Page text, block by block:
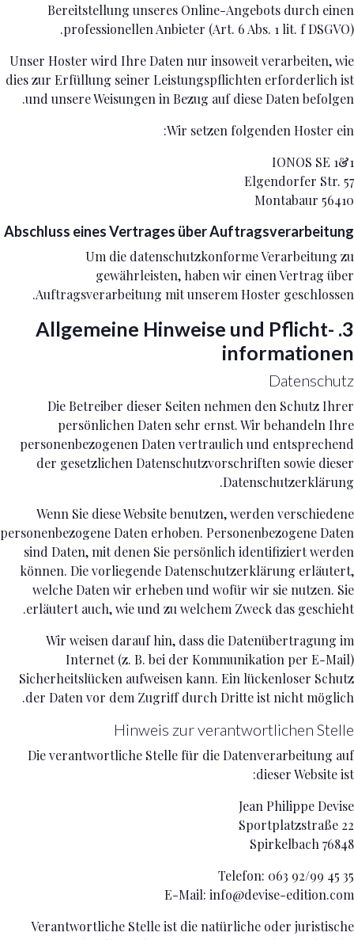
Bereitstellung unseres Online-Angebots durch einen
professionellen Anbieter (Art. 6 Abs. 1 lit. f DSGVO).
Unser Hoster wird Ihre Daten nur insoweit verarbeiten, wie
dies zur Erfüllung seiner Leistungspflichten erforderlich ist
und unsere Weisungen in Bezug auf diese Daten befolgen.
Wir setzen folgenden Hoster ein:
1&1 IONOS SE
Elgendorfer Str. 57
56410 Montabaur
Abschluss eines Vertrages über Auftragsverarbeitung
Um die datenschutzkonforme Verarbeitung zu
gewährleisten, haben wir einen Vertrag über
Auftragsverarbeitung mit unserem Hoster geschlossen.
3. Allgemeine Hinweise und Pflicht­
informationen
Datenschutz
Die Betreiber dieser Seiten nehmen den Schutz Ihrer
persönlichen Daten sehr ernst. Wir behandeln Ihre
personenbezogenen Daten vertraulich und entsprechend
der gesetzlichen Datenschutzvorschriften sowie dieser
Datenschutzerklärung.
Wenn Sie diese Website benutzen, werden verschiedene
personenbezogene Daten erhoben. Personenbezogene Daten
sind Daten, mit denen Sie persönlich identifiziert werden
können. Die vorliegende Datenschutzerklärung erläutert,
welche Daten wir erheben und wofür wir sie nutzen. Sie
erläutert auch, wie und zu welchem Zweck das geschieht.
Wir weisen darauf hin, dass die Datenübertragung im
Internet (z. B. bei der Kommunikation per E-Mail)
Sicherheitslücken aufweisen kann. Ein lückenloser Schutz
der Daten vor dem Zugriff durch Dritte ist nicht möglich.
Hinweis zur verantwortlichen Stelle
Die verantwortliche Stelle für die Datenverarbeitung auf
dieser Website ist:
Jean Philippe Devise
Sportplatzstraße 22
76848 Spirkelbach
Telefon: 063 92/99 45 35
E-Mail: info@devise-edition.com
Verantwortliche Stelle ist die natürliche oder juristische